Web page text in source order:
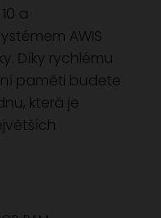
a
AWIS
Díky rychlému
paměti budete
která je